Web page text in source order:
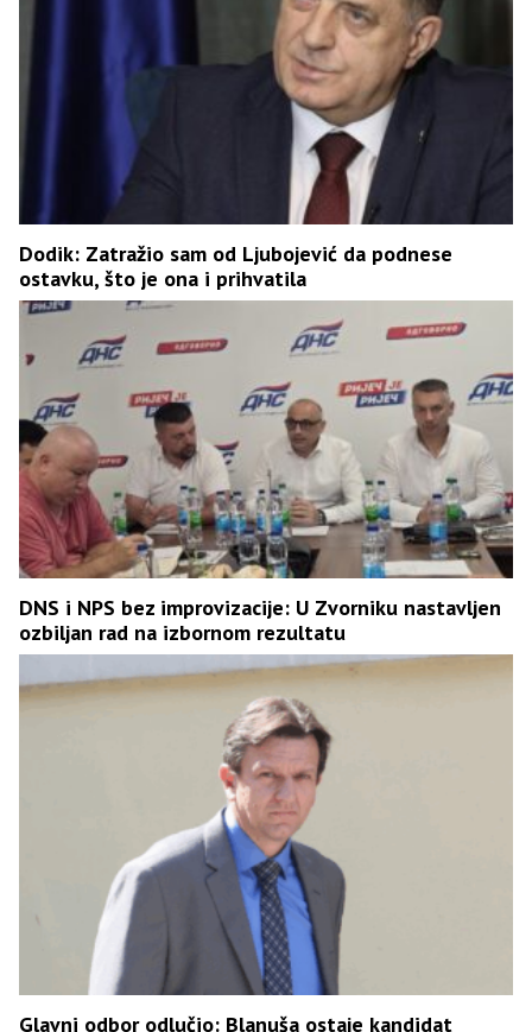
Dodik: Zatražio sam od Ljubojević da podnese
ostavku, što je ona i prihvatila
DNS i NPS bez improvizacije: U Zvorniku nastavljen
ozbiljan rad na izbornom rezultatu
Glavni odbor odlučio: Blanuša ostaje kandidat